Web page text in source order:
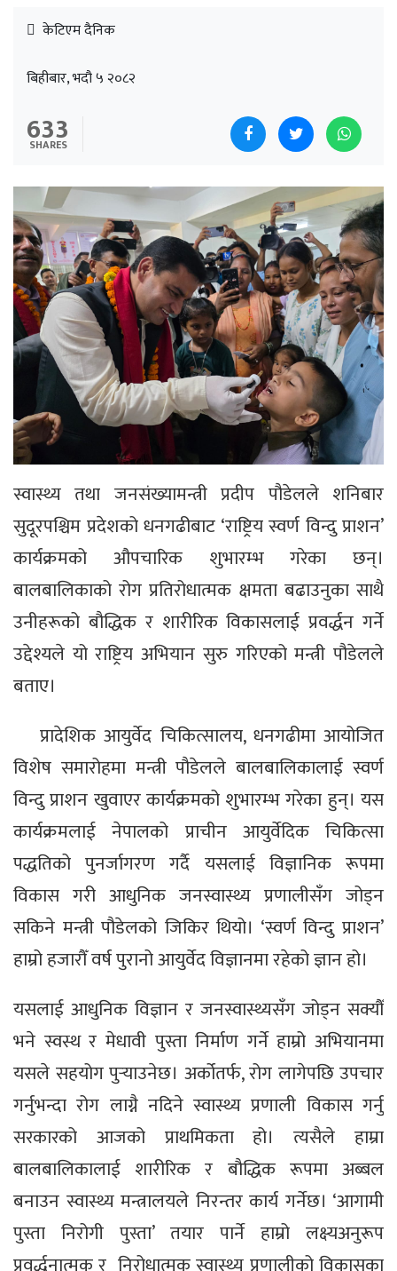
केटिएम दैनिक
बिहीबार, भदौ ५ २०८२
633
SHARES
स्वास्थ्य तथा जनसंख्यामन्त्री प्रदीप पौडेलले शनिबार
सुदूरपश्चिम प्रदेशको धनगढीबाट ‘राष्ट्रिय स्वर्ण विन्दु प्राशन’
कार्यक्रमको औपचारिक शुभारम्भ गरेका छन्।
बालबालिकाको रोग प्रतिरोधात्मक क्षमता बढाउनुका साथै
उनीहरूको बौद्धिक र शारीरिक विकासलाई प्रवर्द्धन गर्ने
उद्देश्यले यो राष्ट्रिय अभियान सुरु गरिएको मन्त्री पौडेलले
बताए।
प्रादेशिक आयुर्वेद चिकित्सालय, धनगढीमा आयोजित
विशेष समारोहमा मन्त्री पौडेलले बालबालिकालाई स्वर्ण
विन्दु प्राशन खुवाएर कार्यक्रमको शुभारम्भ गरेका हुन्। यस
कार्यक्रमलाई नेपालको प्राचीन आयुर्वेदिक चिकित्सा
पद्धतिको पुनर्जागरण गर्दै यसलाई विज्ञानिक रूपमा
विकास गरी आधुनिक जनस्वास्थ्य प्रणालीसँग जोड्न
सकिने मन्त्री पौडेलको जिकिर थियो। ‘स्वर्ण विन्दु प्राशन’
हाम्रो हजारौँ वर्ष पुरानो आयुर्वेद विज्ञानमा रहेको ज्ञान हो।
यसलाई आधुनिक विज्ञान र जनस्वास्थ्यसँग जोड्न सक्यौँ
भने स्वस्थ र मेधावी पुस्ता निर्माण गर्ने हाम्रो अभियानमा
यसले सहयोग पुर्‍याउनेछ। अर्कोतर्फ, रोग लागेपछि उपचार
गर्नुभन्दा रोग लाग्नै नदिने स्वास्थ्य प्रणाली विकास गर्नु
सरकारको आजको प्राथमिकता हो। त्यसैले हाम्रा
बालबालिकालाई शारीरिक र बौद्धिक रूपमा अब्बल
बनाउन स्वास्थ्य मन्त्रालयले निरन्तर कार्य गर्नेछ। ‘आगामी
पुस्ता निरोगी पुस्ता’ तयार पार्ने हाम्रो लक्ष्यअनुरूप